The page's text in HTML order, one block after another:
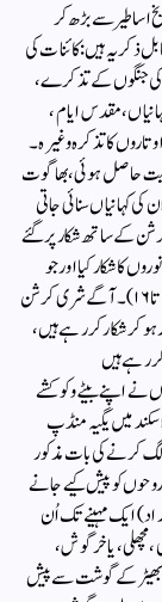
اساطیر سے بڑھ کر
ذکر یہ ہیں: کائنات کی
کی جنگوں کے تذکرے،
مقدس ایام،
کا تذکرہ وغیرہ۔
حاصل ہوئی، بھاگوت
کہانیاں سنائی جاتی
ارجن شری کرشن کے ساتھ شکار پر گئے
کا شکار کیا اور جو
جانور یگیہ (قربانی) کے لائق تھے انھیں خدام ساتھ اٹھا لائے (۱۳ تا ۱۶)۔ آگے شری کرشن
کر شکار کر رہے ہیں،
رہے ہیں
نے اپنے بیٹے وکوکشے
جانور لے آؤ (۹:۶:۶)۔ چوتھے اسکند میں یگیہ منڈپ
کرنے کی بات مذکور
روحوں کو پیش کیے جانے
ایک مہینے تک اُن
یا خرگوش،
بھیڑ کے گوشت سے پیش